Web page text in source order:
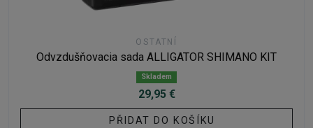
OSTATNÍ
Odvzdušňovacia sada ALLIGATOR SHIMANO KIT
Skladem
29,95 €
PŘIDAT DO KOŠÍKU